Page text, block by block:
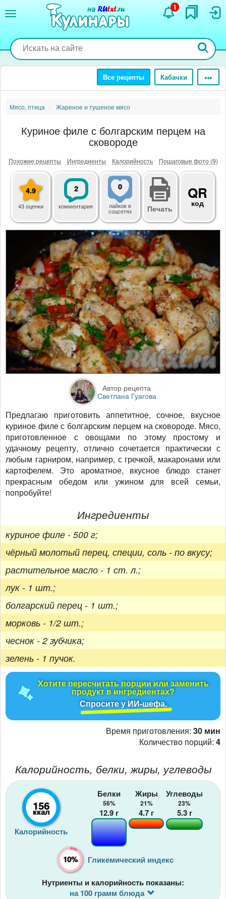
содержанию
1
Все рецепты Кабачки
Мясо, птица Жареное и тушеное мясо
Куриное филе с болгарским перцем на
сковороде
Похожие рецепты Ингредиенты Калорийность Пошаговые фото (9)
4.9
43 оценки
2
комментария
0
лайковв
соцсетях Печать
QR
код
Автор рецепта
Светлана Гуагова
Предлагаю приготовить аппетитное, сочное, вкусное
куриное филе с болгарским перцем на сковороде. Мясо,
приготовленное с овощами по этому простому и
удачному рецепту, отлично сочетается практически с
любым гарниром, например, с гречкой, макаронами или
картофелем. Это ароматное, вкусное блюдо станет
прекрасным обедом или ужином для всей семьи,
попробуйте!
Ингредиенты
куриное филе - 500 г;
чёрный молотый перец, специи, соль - по вкусу;
растительное масло - 1 ст. л.;
лук - 1 шт.;
болгарский перец - 1 шт.;
морковь - 1/2 шт.;
чеснок - 2 зубчика;
зелень - 1 пучок.
Хотите пересчитать порции или заменить
продукт в ингредиентах?
Спросите у ИИ-шефа.
Время приготовления: 30 мин
Количество порций: 4
Калорийность, белки, жиры, углеводы
156
ккал
Калорийность
Белки
56%
12.9 г
Жиры
21%
4.7 г
Углеводы
23%
5.3г
10% Гликемический индекс
Нутриенты и калорийность показаны:
на 100 грамм блюда